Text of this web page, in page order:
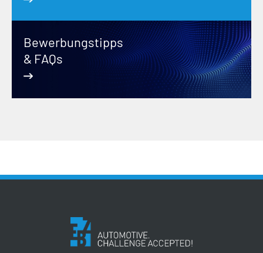
Bewerbungstipps
& FAQs